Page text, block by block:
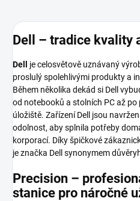
Dell – tradice kvality
Dell
je celosvětově uznávaný
proslulý spolehlivými produkty a
Během několika dekád si Dell
od notebooků a stolních PC až
úložiště. Zařízení Dell jsou
odolnost, aby splnila potřeby
korporací. Díky špičkové
je značka Dell synonymem
Precision –
stanice pro náročné